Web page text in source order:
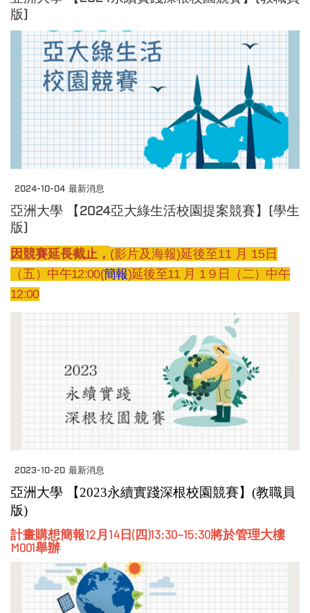
版)
2024-10-04 最新消息
亞洲大學 【2024亞大綠生活校園提案競賽】(學生
版)
因競賽延長截止， (影片及海報)延後至11 月 15 日
（五 ）中午12:00(簡報)延後至11 月 1９ 日（二）中午
12:00
2023-10-20 最新消息
亞洲大學 【2023永續實踐深根校園競賽】(教職員
版)
計畫購想簡報12月14日(四)13:30~15:30將於管理大樓
M001舉辦